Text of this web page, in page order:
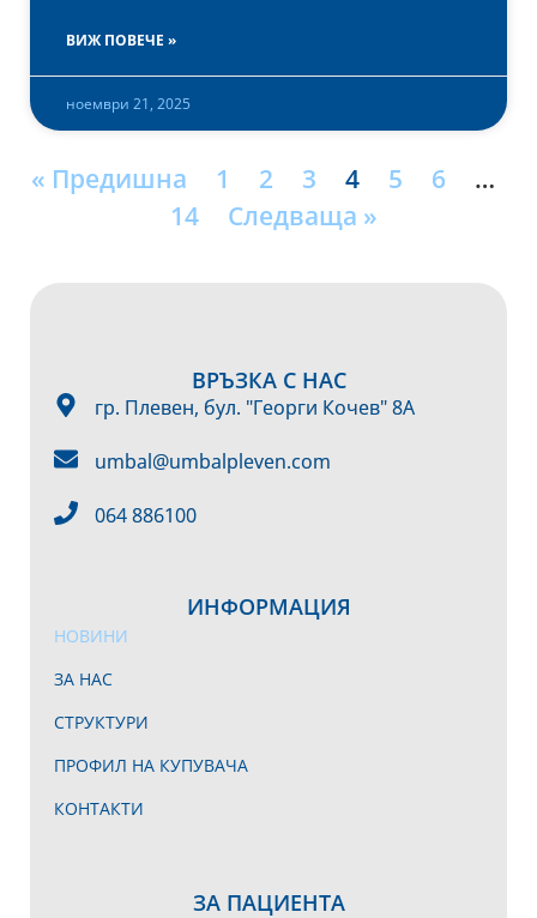
ВИЖ ПОВЕЧЕ »
ноември 21, 2025
« Предишна 1 2 3 4 5 6
…
14
Следваща »
ИНФОРМАЦИЯ
НОВИНИ
ЗА НАС
СТРУКТУРИ
ПРОФИЛ НА КУПУВАЧА
КОНТАКТИ
ЗА ПАЦИЕНТА
ВРЪЗКА С НАС
гр. Плевен, бул. "Георги Кочев" 8А
umbal@umbalpleven.com
064 886100